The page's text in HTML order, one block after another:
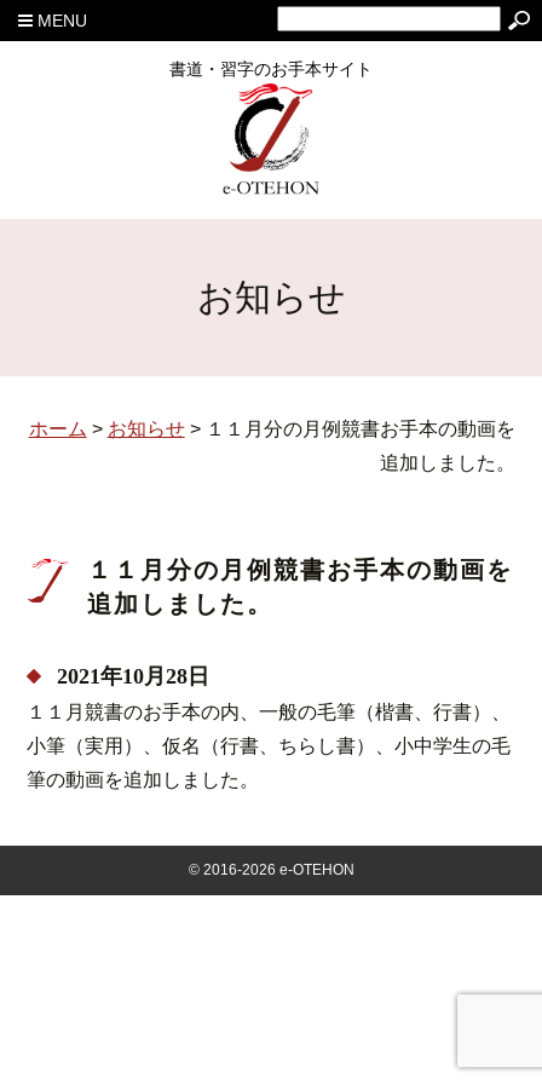
MENU
書道・習字のお手本サイト
お知らせ
ホーム > お知らせ> １１月分の月例競書お手本の動画を
追加しました。
１１月分の月例競書お手本の動画を
追加しました。
2021年10月28日
１１月競書のお手本の内、一般の毛筆（楷書、行書）、
小筆（実用）、仮名（行書、ちらし書）、小中学生の毛
筆の動画を追加しました。
© 2016-2026 e-OTEHON